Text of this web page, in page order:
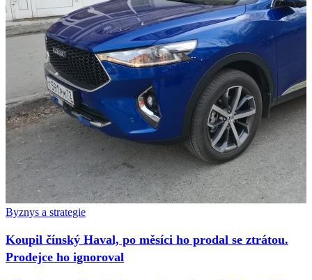
Byznys a strategie
Koupil čínský Haval, po měsíci ho prodal se ztrátou.
Prodejce ho ignoroval